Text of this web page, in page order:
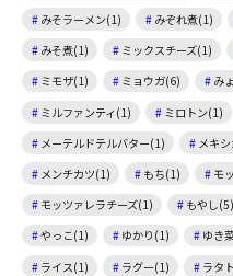
みそラーメン(1)
みぞれ煮(1)
みそ煮(1)
ミックスチーズ(1)
ミモザ(1)
ミョウガ(6) み
ミルファンティ(1)
ミロトン(1)
メーテルドテルバター(1)
メキ
メンチカツ(1)
もち(1)
モ
モッツァレラチーズ(1)
もやし(5)
やっこ(1)
ゆかり(1) ゆき
ライス(1)
ラグー(1)
ラタ